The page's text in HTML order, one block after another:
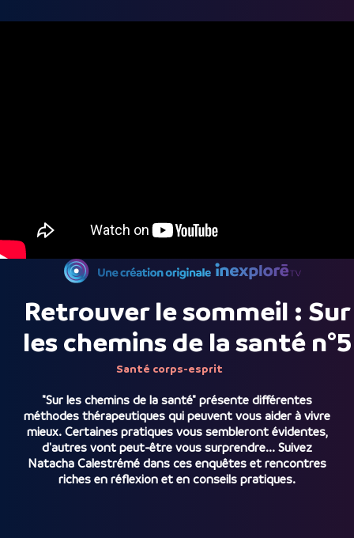
Retrouver le sommeil : Sur
les chemins de la santé n°5
Santé corps-esprit
"Sur les chemins de la santé" présente différentes
méthodes thérapeutiques qui peuvent vous aider à vivre
mieux. Certaines pratiques vous sembleront évidentes,
d'autres vont peut-être vous surprendre... Suivez
Natacha Calestrémé dans ces enquêtes et rencontres
riches en réflexion et en conseils pratiques.